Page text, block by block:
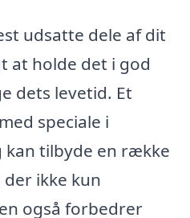
udsatte dele af dit
at holde det i god
dets levetid. Et
speciale i
kan tilbyde en række
ikke kun
også forbedrer